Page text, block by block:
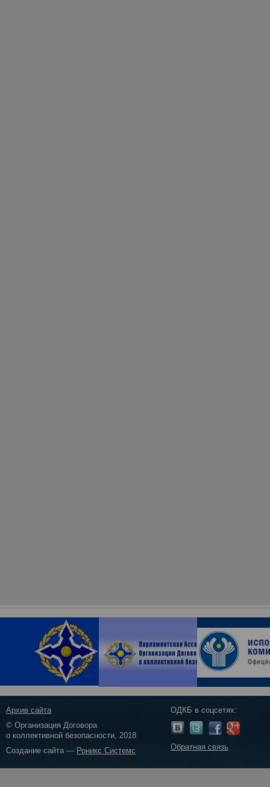
Архив сайта
© Организация Договора
о коллективной безопасности, 2018
Создание сайта — Роникс Системс
ОДКБ в соцсетях:
Обратная связь